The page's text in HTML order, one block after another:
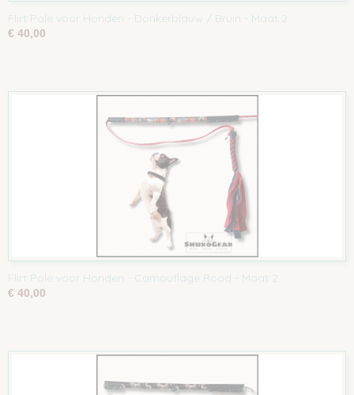
Flirt Pole voor Honden - Donkerblauw / Bruin - Maat 2
€ 40,00
Flirt Pole voor Honden - Camouflage Rood - Maat 2
€ 40,00